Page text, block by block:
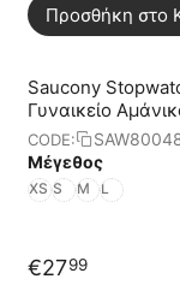
Προσθήκη στο
Saucony
Γυναικείο
CODE:
Μέγεθος
XS S M L
€2799